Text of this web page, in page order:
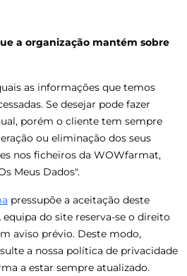
a organização mantém sobre
as informações que temos
Se desejar pode fazer
porém o cliente tem sempre
ou eliminação dos seus
nos ficheiros da WOWfarmat,
Meus Dados".
pressupõe a aceitação deste
do site reserva-se o direito
aviso prévio. Deste modo,
a nossa política de privacidade
a estar sempre atualizado.